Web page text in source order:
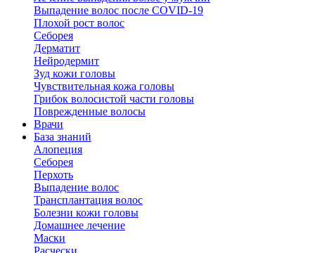
Выпадение волос после COVID-19
Плохой рост волос
Cеборея
Дерматит
Нейродермит
Зуд кожи головы
Чувствительная кожа головы
Грибок волосистой части головы
Поврежденные волосы
Врачи
База знаний
Алопеция
Себорея
Перхоть
Выпадение волос
Трансплантация волос
Болезни кожи головы
Домашнее лечение
Маски
Расчески